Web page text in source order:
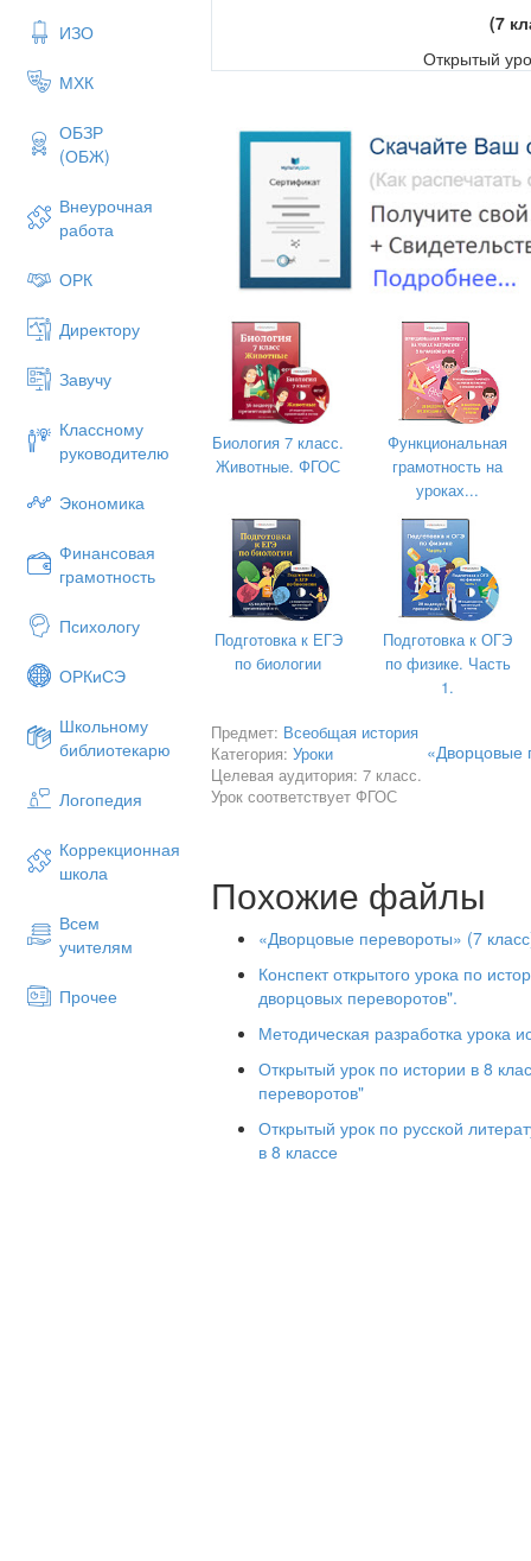
ИЗО
МХК
ОБЗР
(ОБЖ)
Внеурочная
работа
ОРК
Директору
Завучу
Классному
руководителю
Экономика
Финансовая
грамотность
Психологу
ОРКиСЭ
Школьному
библиотекарю
Логопедия
Коррекционная
школа
Всем
учителям
Прочее
(7
Открытый
Подготовила учитель истории
Тема урока: Дворцовые
Цель урока:познакомить учащихся с
следствиями дворцовых переворотов
правления Петра I и его преемников.
2) Развивающие: развивать
способность применять имеющиеся
проблемных ситуаций.
3) Воспитательные: воспитывать
историческому прошлому страны.
Оборудование: компьютер,
схема.
Новые понятия: дворцовый
совет, Кондиции, фаворит.
Биология 7 класс.
Животные. ФГОС
Функциональная
грамотность на
уроках...
Подготовка к ЕГЭ
по биологии
Подготовка к ОГЭ
по физике. Часть
1.
Предмет: Всеобщая история
Категория:Уроки
Целевая аудитория: 7 класс.
Урок соответствует ФГОС
«Дворцовые
Похожие файлы
«Дворцовые перевороты» (7
Конспект открытого урока по
дворцовых переворотов".
Методическая разработка урока
Открытый урок по истории в 8
переворотов"
Открытый урок по русской
в 8 классе